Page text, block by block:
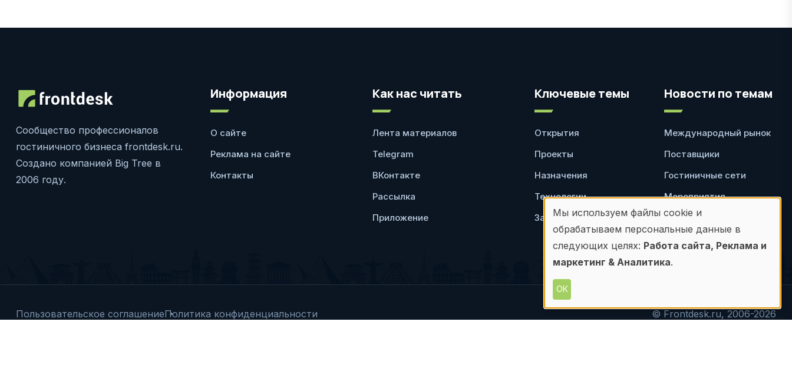
Сообщество профессионалов
гостиничного бизнеса frontdesk.ru.
Создано компанией Big Tree в
2006 году.
Информация
О сайте
Реклама на сайте
Контакты
Как нас читать
Лента материалов
Telegram
ВКонтакте
Рассылка
Приложение
Ключевые темы
Открытия
Проекты
Назначения
Технологии
Законодательство
Новости по темам
Международный рынок
Поставщики
Гостиничные сети
Мероприятия
Ресторан
Пользовательское соглашениеПолитика конфиденциальности
© Frontdesk.ru, 2006-2026
Использование
персональных
данных
и
файлов
Мы используем файлы cookie и
обрабатываем персональные данные в
следующих целях: Работа сайта, Реклама и
маркетинг & Аналитика.
ОК